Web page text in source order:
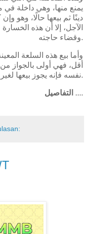
يمنع منها، وهي داخلة في
دينًا ثم بيعها حالًا، وهو
الآجل، إلا أن هذه
وقضاء حاجته.
وأما بيع هذه السلعة
أقل، فهي أولى بالجواز من
نفسه فإنه يجوز بيعها لغير البائع من باب أولى.
....